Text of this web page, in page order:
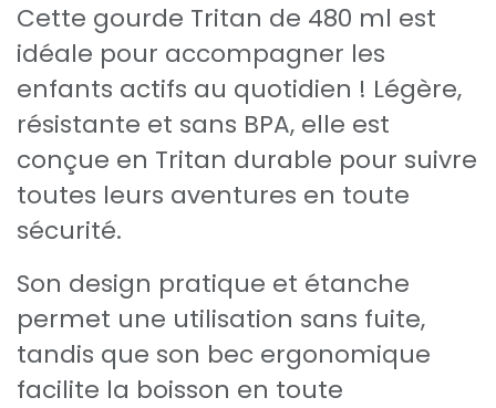
Cette gourde Tritan de 480 ml est
idéale pour accompagner les
enfants actifs au quotidien ! Légère,
résistante et sans BPA, elle est
conçue en Tritan durable pour suivre
toutes leurs aventures en toute
sécurité.
Son design pratique et étanche
permet une utilisation sans fuite,
tandis que son bec ergonomique
facilite la boisson en toute